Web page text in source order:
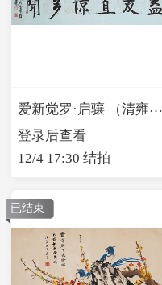
爱新觉罗·启骧 （清雍正帝第九代孙）行书
登录后查看
12/4 17:30 结拍
已结束